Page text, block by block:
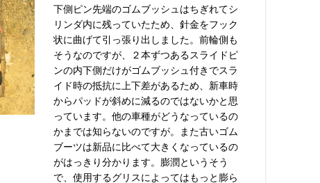
下側ピン先端のゴムブッシュはちぎれてシ
リンダ内に残っていたため、針金をフック
状に曲げて引っ張り出しました。前輪側も
そうなのですが、２本ずつあるスライドピ
ンの内下側だけがゴムブッシュ付きでスラ
イド時の抵抗に上下差があるため、新車時
からパッドが斜めに減るのではないかと思
っています。他の車種がどうなっているの
かまでは知らないのですが。また古いゴム
ブーツは新品に比べて大きくなっているの
がはっきり分かります。膨潤というそう
で、使用するグリスによってはもっと膨ら